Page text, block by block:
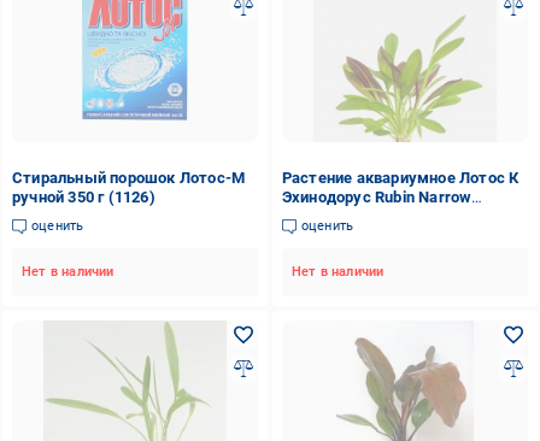
Стиральный порошок Лотос-М
ручной 350 г (1126)
оценить
Нет в наличии
Растение аквариумное Лотос К
Эхинодорус Rubin Narrow
Leaves
оценить
Нет в наличии